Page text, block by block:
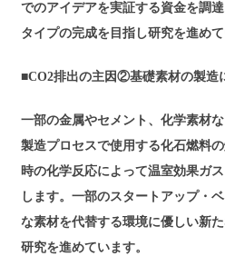
でのアイデアを実証する資金を調
タイプの完成を目指し研究を進めて
■CO2排出の主因②基礎素材の製造
一部の金属やセメント、化学素材
製造プロセスで使用する化石燃料
時の化学反応によって温室効果ガ
します。一部のスタートアップ・
な素材を代替する環境に優しい新
研究を進めています。